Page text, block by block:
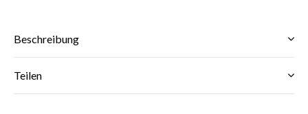
Beschreibung
Teilen